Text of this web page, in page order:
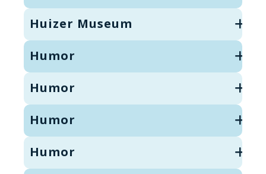
Huizer Museum
Humor
Humor
Humor
Humor